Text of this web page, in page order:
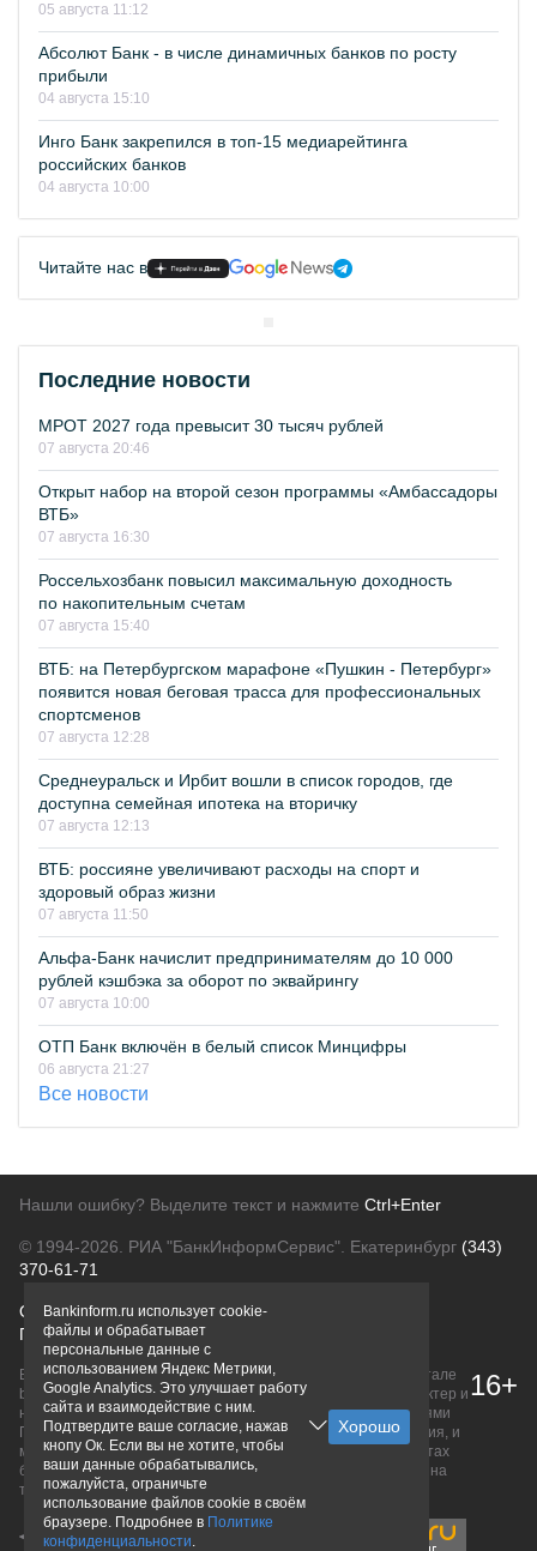
05 августа 11:12
Абсолют Банк - в числе динамичных банков по росту
прибыли
04 августа 15:10
Инго Банк закрепился в топ-15 медиарейтинга
российских банков
04 августа 10:00
Читайте нас в
Последние новости
МРОТ 2027 года превысит 30 тысяч рублей
07 августа 20:46
Открыт набор на второй сезон программы «Амбассадоры
ВТБ»
07 августа 16:30
Россельхозбанк повысил максимальную доходность
по накопительным счетам
07 августа 15:40
ВТБ: на Петербургском марафоне «Пушкин - Петербург»
появится новая беговая трасса для профессиональных
спортсменов
07 августа 12:28
Среднеуральск и Ирбит вошли в список городов, где
доступна семейная ипотека на вторичку
07 августа 12:13
ВТБ: россияне увеличивают расходы на спорт и
здоровый образ жизни
07 августа 11:50
Альфа-Банк начислит предпринимателям до 10 000
рублей кэшбэка за оборот по эквайрингу
07 августа 10:00
ОТП Банк включён в белый список Минцифры
06 августа 21:27
Все новости
Нашли ошибку? Выделите текст и нажмите Ctrl+Enter
© 1994-2026. РИА "БанкИнформСервис". Екатеринбург (343)
370-61-71
О проектеПолитика конфиденциальности
Правовая информацияДля рекламодателей
Вся информация о продуктах банков, размещенная на портале
bankinform.ru, носит исключительно ознакомительный характер и
не является публичной офертой, определяемой положениями
ГК РФ. Информация не содержит точного и полного описания, и
может быть изменена. Конечные условия уточняйте на сайтах
банков или при личном обращении. Исключительное право на
товарные знаки принадлежит их правообладателям.
16+
Bankinform.ru использует cookie-
файлы и обрабатывает
персональные данные с
использованием Яндекс Метрики,
Google Analytics. Это улучшает работу
сайта и взаимодействие с ним.
Подтвердите ваше согласие, нажав
кнопу Ок. Если вы не хотите, чтобы
ваши данные обрабатывались,
пожалуйста, ограничьте
использование файлов cookie в своём
браузере. Подробнее в Политике
конфиденциальности.